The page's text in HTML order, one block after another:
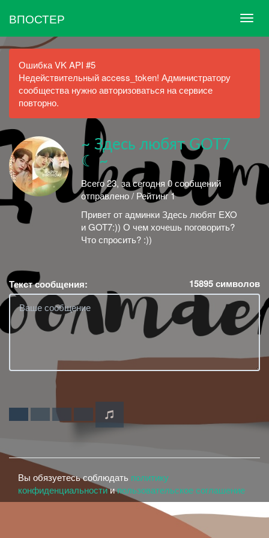
ВПОСТЕР
Ошибка VK API #5
Недействительный access_token! Администратору
сообщества нужно авторизоваться на сервисе
повторно.
~ Здесь любят GOT7
☾ ~
Всего 23, за сегодня 0 сообщений
отправлено / Рейтинг 1
Привет от админки Здесь любят EXO
и GOT7:)) О чем хочешь поговорить?
Что спросить? :))
Текст сообщения: 15895символов
Вы обязуетесь соблюдать политику
конфиденциальностиипользовательское соглашение